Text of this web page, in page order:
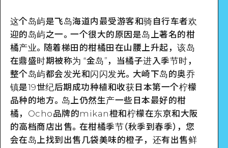
这个岛屿是飞岛海道内最受游客和骑自行车者欢
迎的岛屿之一。一个很大的原因是岛上著名的柑
橘产业。随着梯田的柑橘田在山腰上升起，该岛
在鼎盛时期被称为 “金岛”，当橘子进入季节时，
整个岛屿都会发光和闪闪发光。大崎下岛的奥乔
镇是19世纪后期成功种植和收获日本第一个柠檬
品种的地方。岛上仍然生产一些日本最好的柑
橘，Ocho品牌的mikan橙和柠檬在东京和大阪
的高档商店出售。在柑橘季节（秋季到春季），您
会在岛上找到出售几袋美味的橙子，还有出售鲜